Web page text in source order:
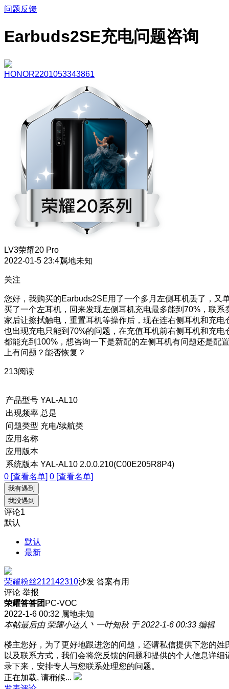
问题反馈
Earbuds2SE充电问题咨询
HONOR2201053343861
LV3荣耀20 Pro
2022-01-5 23:47属地未知
关注
您好，我购买的Earbuds2SE用了一个多月左侧耳机丢了，又
买了一个左耳机，回来发现左侧耳机充电最多能到70%，联系
家后让擦拭触电，重置耳机等操作后，现在连右侧耳机和充电
也出现充电只能到70%的问题，在充值耳机前右侧耳机和充电
都能充到100%，想咨询一下是新配的左侧耳机有问题还是配置
上有问题？能否恢复？
213阅读
产品型号 YAL-AL10
出现频率 总是
问题类型 充电/续航类
应用名称
应用版本
系统版本 YAL-AL10 2.0.0.210(C00E205R8P4)
0 [查看名单] 0 [查看名单]
我有遇到
我没遇到
评论1
默认
默认
最新
荣耀粉丝212142310沙发 答案有用
评论 举报
荣耀答答团 PC-VOC
2022-1-6 00:32 属地未知
本帖最后由 荣耀小达人丶一叶知秋 于 2022-1-6 00:33 编辑
楼主您好，为了更好地跟进您的问题，还请私信提供下您的姓
以及联系方式，我们会将您反馈的问题和提供的个人信息详细
录下来，安排专人与您联系处理您的问题。
正在加载, 请稍候...